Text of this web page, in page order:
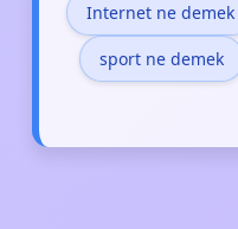
Internet ne demek
sport ne demek